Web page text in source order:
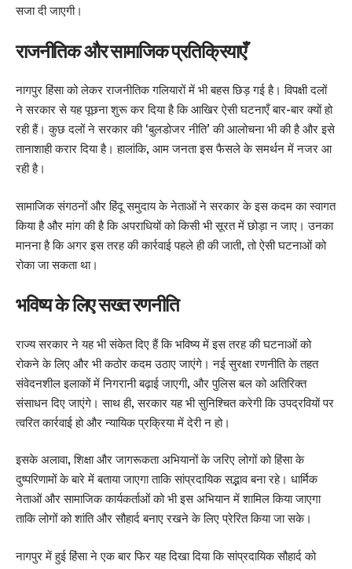
सजा दी जाएगी।
राजनीतिक और सामाजिक प्रतिक्रियाएँ
नागपुर हिंसा को लेकर राजनीतिक गलियारों में भी बहस छिड़ गई है। विपक्षी दलों
ने सरकार से यह पूछना शुरू कर दिया है कि आखिर ऐसी घटनाएँ बार-बार क्यों हो
रही हैं। कुछ दलों ने सरकार की ‘बुलडोजर नीति’ की आलोचना भी की है और इसे
तानाशाही करार दिया है। हालांकि, आम जनता इस फैसले के समर्थन में नजर आ
रही है।
सामाजिक संगठनों और हिंदू समुदाय के नेताओं ने सरकार के इस कदम का स्वागत
किया है और मांग की है कि अपराधियों को किसी भी सूरत में छोड़ा न जाए। उनका
मानना है कि अगर इस तरह की कार्रवाई पहले ही की जाती, तो ऐसी घटनाओं को
रोका जा सकता था।
भविष्य के लिए सख्त रणनीति
राज्य सरकार ने यह भी संकेत दिए हैं कि भविष्य में इस तरह कीघटनाओंको
रोकने के लिए और भी कठोर कदम उठाए जाएंगे। नई सुरक्षा रणनीति के तहत
संवेदनशील इलाकों में निगरानी बढ़ाई जाएगी, और पुलिस बल को अतिरिक्त
संसाधन दिए जाएंगे। साथ ही, सरकार यह भी सुनिश्चित करेगी कि उपद्रवियों पर
त्वरित कार्रवाई हो और न्यायिक प्रक्रिया में देरी न हो।
इसके अलावा, शिक्षा और जागरूकता अभियानों के जरिए लोगों को हिंसा के
दुष्परिणामों के बारे में बताया जाएगा ताकि सांप्रदायिक सद्भाव बना रहे। धार्मिक
नेताओं और सामाजिक कार्यकर्ताओं को भी इस अभियान में शामिल किया जाएगा
ताकि लोगों को शांति और सौहार्द बनाए रखने के लिए प्रेरित किया जा सके।
नागपुर में हुई हिंसा ने एक बार फिर यह दिखा दिया किसांप्रदायिकसौहार्द को